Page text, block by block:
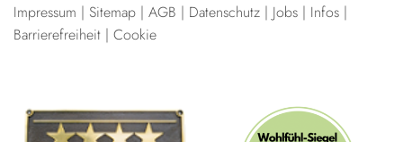
Impressum Sitemap AGB Datenschutz Jobs
Infos
Barrierefreiheit
Cookie